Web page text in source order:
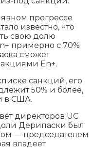
прогрессе
известно, что
свою долю
примерно с 70%
сможет
акциями En+.
санкций, его
50% и более,
в США.
директоров UC
Дерипаски был
— председателем
владеет